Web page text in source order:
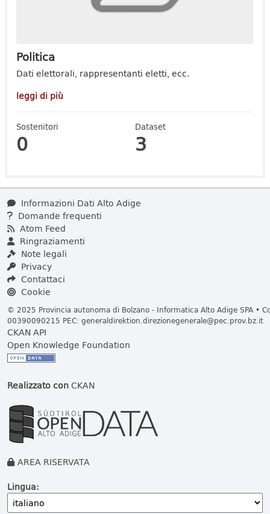
Politica
Dati elettorali, rappresentanti eletti, ecc.
leggi di più
Sostenitori
0
Dataset
3
Informazioni Dati Alto Adige
Domande frequenti
Atom Feed
Ringraziamenti
Note legali
Privacy
Contattaci
Cookie
© 2025 Provincia autonoma di Bolzano - Informatica Alto Adige SPA •
00390090215 PEC: generaldirektion.direzionegenerale@pec.prov.bz.it
CKAN API
Open Knowledge Foundation
Realizzato conCKAN
AREA RISERVATA
Lingua